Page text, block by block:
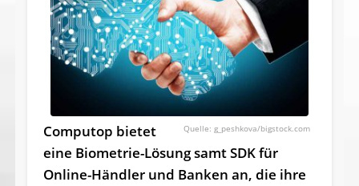
g_peshkova/bigstock.com
Computop bietet
eine Biometrie-Lösung samt SDK für
Online-Händler und Banken an, die ihre